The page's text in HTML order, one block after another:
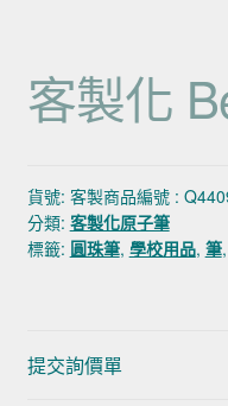
客製化
貨號: 客製商品編號 :
分類: 客製化原子筆
標籤: 圓珠筆, 學校用品, 筆,
提交詢價單